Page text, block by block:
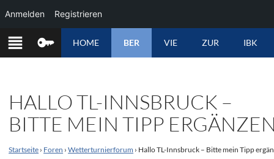
ZUM
INHALT
HOME BER VIE ZUR IBK
HALLO TL-INNSBRUCK –
BITTE MEIN TIPP
Startseite › Foren › Wetterturnierforum › Hallo TL-Innsbruck – Bitte mein Tipp
Anmelden Registrieren